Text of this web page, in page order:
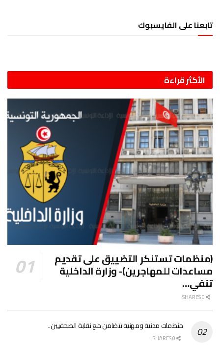
تابعنا على الفايسبوك
الأكثر قراءة
(منظمات تستنكر التضييق على تقديم
مساعدات للمهاجرين)- وزارة الداخلية
تنفي…
منظمات مدنية ومهنية تتضامن مع نقابة الصحفيين..